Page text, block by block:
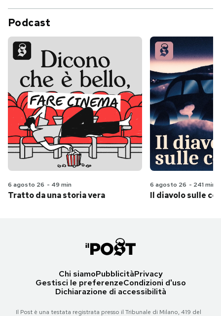
Podcast
6 agosto 26 - 49 min
Tratto da una storia vera
6 agosto 26 - 241 min
Il diavolo sulle
Chi siamoPubblicitàPrivacy
Gestisci le preferenzeCondizioni d'uso
Dichiarazione di accessibilità
Il Post è una testata registrata presso il Tribunale di Milano, 419 del